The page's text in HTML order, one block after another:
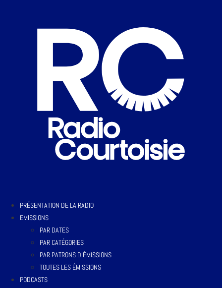
PRÉSENTATION DE LA RADIO
EMISSIONS
PAR DATES
PAR CATÉGORIES
PAR PATRONS D’ÉMISSIONS
TOUTES LES ÉMISSIONS
PODCASTS